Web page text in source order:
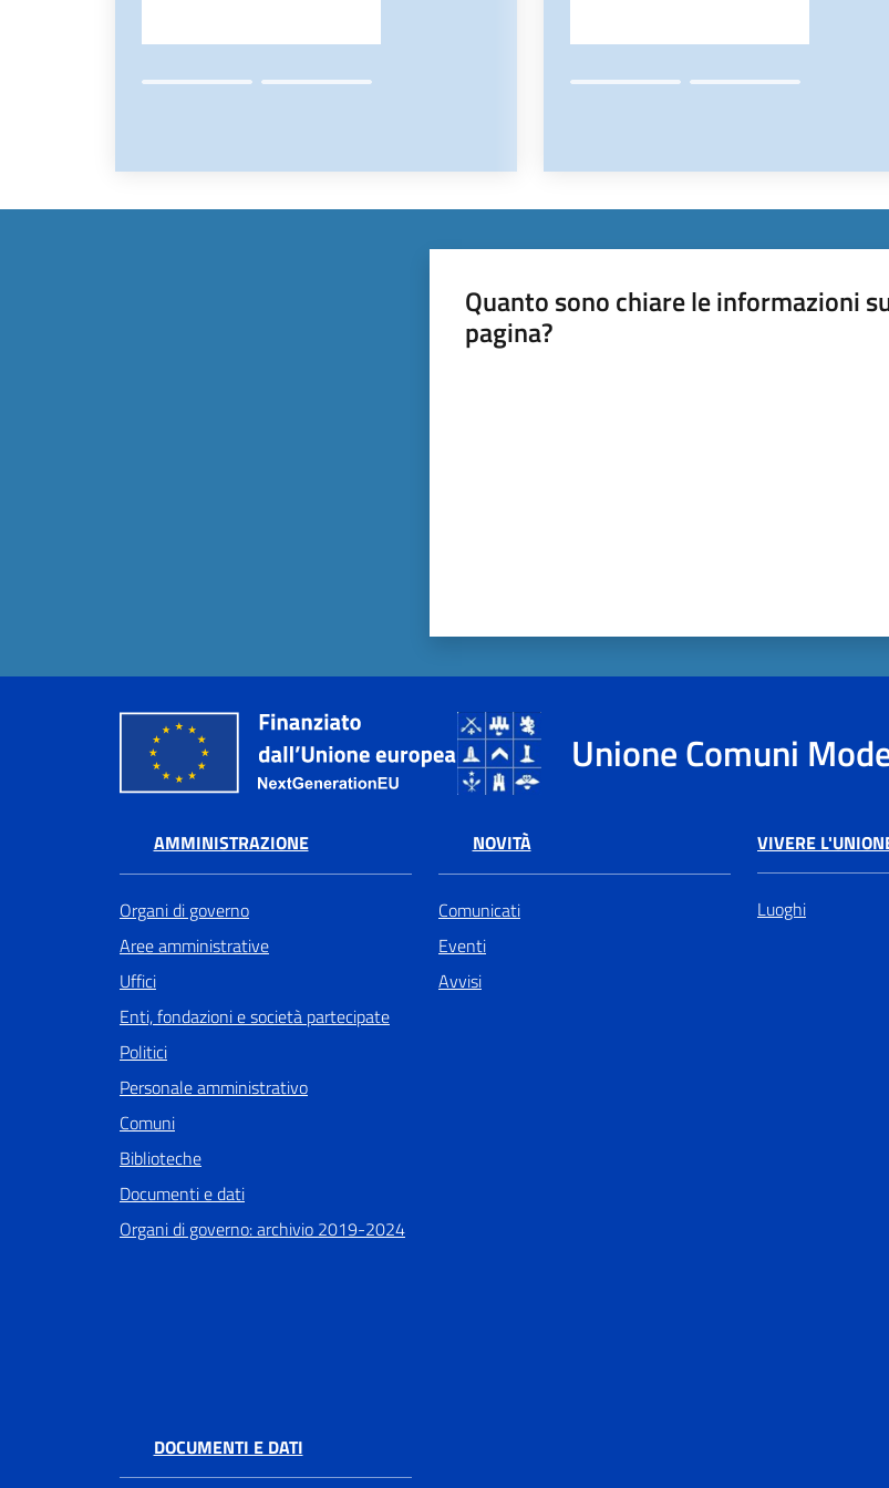
Quanto sono chiare le informazioni
pagina?
Unione Comuni
AMMINISTRAZIONE
Organi di governo
Aree amministrative
Uffici
Enti, fondazioni e società partecipate
Politici
Personale amministrativo
Comuni
Biblioteche
Documenti e dati
Organi di governo: archivio 2019-2024
NOVITÀ
Comunicati
Eventi
Avvisi
VIVERE
Luoghi
DOCUMENTI E DATI